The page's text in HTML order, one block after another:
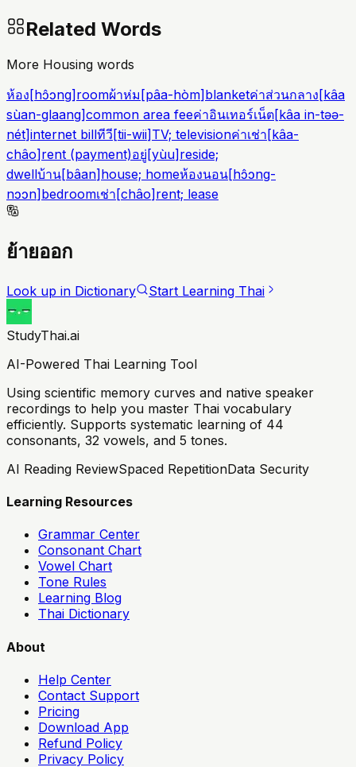
Related Words
More Housing words
ห้อง [hɔ̂ɔng] roomผ้าห่ม [pâa-hòm] blanketค่าส่วนกลาง [kâa
sùan-glaang]common area feeค่าอินเทอร์เน็ต[kâa in-təə-
nét]internet billทีวี [tii-wii] TV; televisionค่าเช่า [kâa-
châo] rent (payment)อยู่ [yùu] reside;
dwellบ้าน[bâan] house; homeห้องนอน[hɔ̂ɔng-
nɔɔn] bedroomเช่า [châo] rent; lease
ย้ายออก
Look up in Dictionary Start Learning Thai
StudyThai.ai
AI-Powered Thai Learning Tool
Using scientific memory curves and native speaker
recordings to help you master Thai vocabulary
efficiently. Supports systematic learning of 44
consonants, 32 vowels, and 5 tones.
AI Reading ReviewSpaced RepetitionData Security
Learning Resources
Grammar Center
Consonant Chart
Vowel Chart
Tone Rules
Learning Blog
Thai Dictionary
About
Help Center
Contact Support
Pricing
Download App
Refund Policy
Privacy Policy